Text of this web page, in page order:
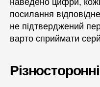
посилання
не підтверджений
варто сприймати